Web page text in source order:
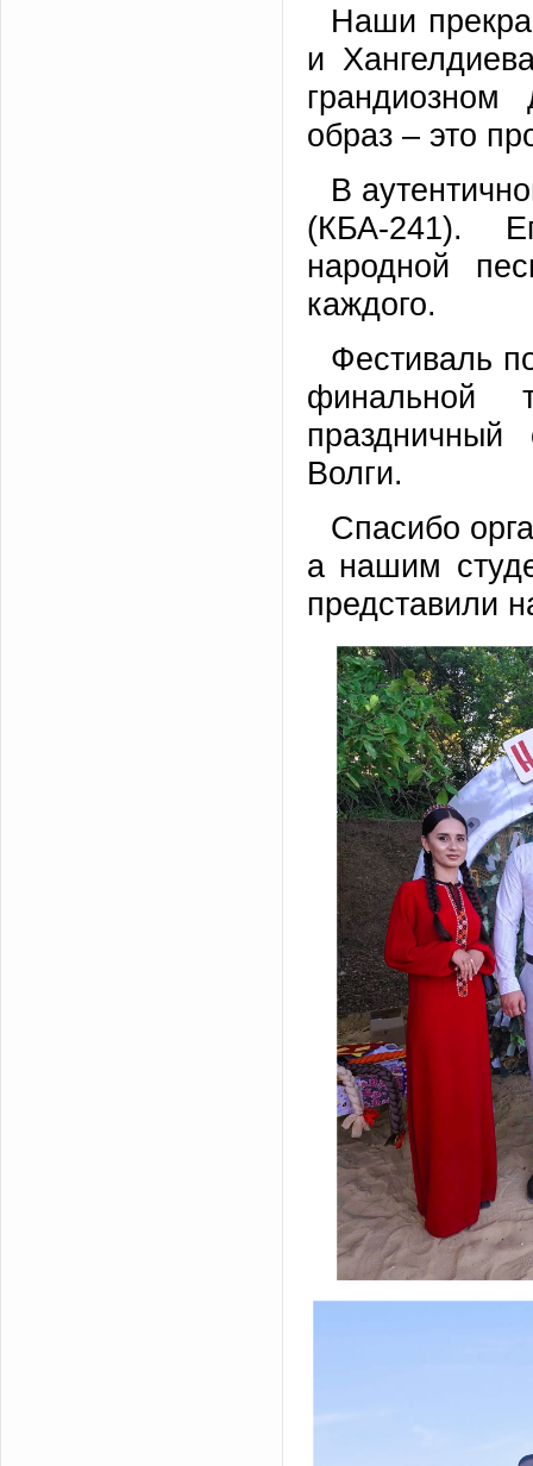
Наши
и
образ – это
В
(КБА-241).
народной
каждого.
Фестиваль
финальной
Волги.
Спасибо
а нашим
представили